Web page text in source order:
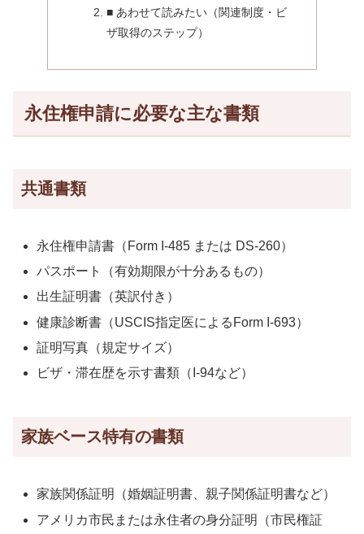
■ あわせて読みたい（関連制度・ビ
ザ取得のステップ）
永住権申請に必要な主な書類
共通書類
永住権申請書（Form I-485 または DS-260）
パスポート（有効期限が十分あるもの）
出生証明書（英訳付き）
健康診断書（USCIS指定医によるForm I-693）
証明写真（規定サイズ）
ビザ・滞在歴を示す書類（I-94など）
家族ベース特有の書類
家族関係証明（婚姻証明書、親子関係証明書など）
アメリカ市民または永住者の身分証明（市民権証